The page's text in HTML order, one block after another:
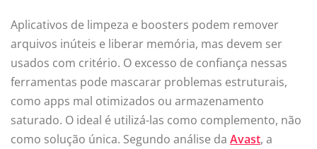
Aplicativos de limpeza e boosters podem remover
arquivos inúteis e liberar memória, mas devem ser
usados com critério. O excesso de confiança nessas
ferramentas pode mascarar problemas estruturais,
como apps mal otimizados ou armazenamento
saturado. O ideal é utilizá-las como complemento, não
como solução única. Segundo análise da Avast, a